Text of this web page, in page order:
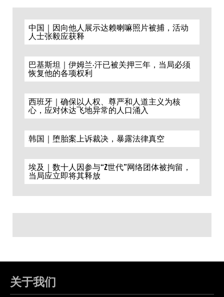
中国｜因向他人展示达赖喇嘛照片被捕，活动
人士张毅应获释
巴基斯坦｜伊姆兰·汗已被关押三年，当局必须
恢复他的各项权利
西班牙｜确保以人权、尊严和人道主义为核
心，应对休达飞地异常的人口涌入
韩国｜堕胎案上诉裁决，暴露法律真空
埃及｜数十人因参与“Z世代”网络团体被拘留，
当局应立即将其释放
关于我们